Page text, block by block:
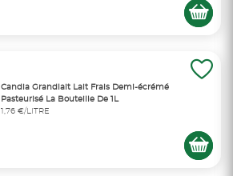
Candia Grandlait Lait Frais Demi-écrémé
Pasteurisé La Bouteille De 1L
1,76 €/LITRE